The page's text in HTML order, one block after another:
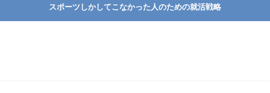
スポーツしかしてこなかった人のための就活戦略